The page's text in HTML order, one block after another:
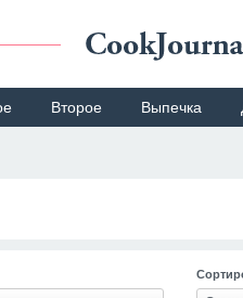
Второе Выпечка